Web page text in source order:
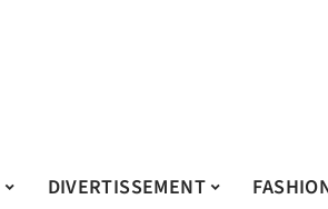
DIVERTISSEMENT